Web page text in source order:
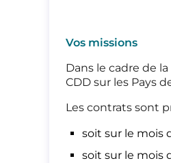
Vos missions
Dans le cadre de
CDD sur les Pays
Les contrats sont
soit sur le mois
soit sur le mois